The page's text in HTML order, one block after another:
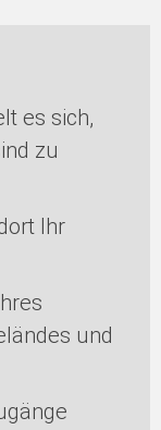
es sich,
zu
Ihr
und